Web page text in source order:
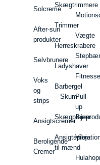
Solcreme
After-sun
produkter
Selvbrunere
Voks
og
strips
Ansigtscremer
Beroligende
Cremer
Skægtrimmere
Trimmer
Herreskrabere
Ladyshaver
Barbergel
– Skum
Ansigtspleje
til mænd
Vægte
Pull-
up
Barer